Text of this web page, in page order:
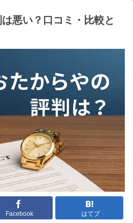
悪い？口コミ・比較と
Facebook はてブ